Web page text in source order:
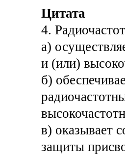
Цитата
4.
а)
и (или)
б)
в) оказывает
защиты